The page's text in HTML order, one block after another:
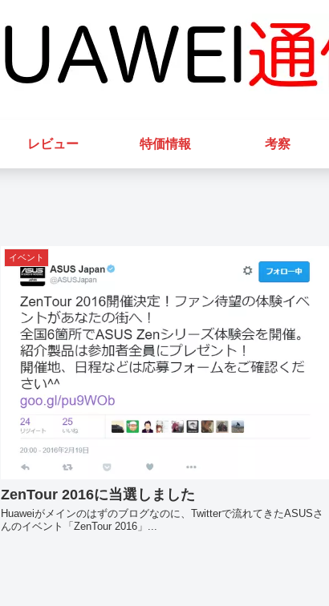
レビュー 特価情報 考察
イベント
ZenTour 2016に当選しました
Huaweiがメインのはずのブログなのに、Twitterで流れてきたASUSさ
んのイベント「ZenTour 2016」...